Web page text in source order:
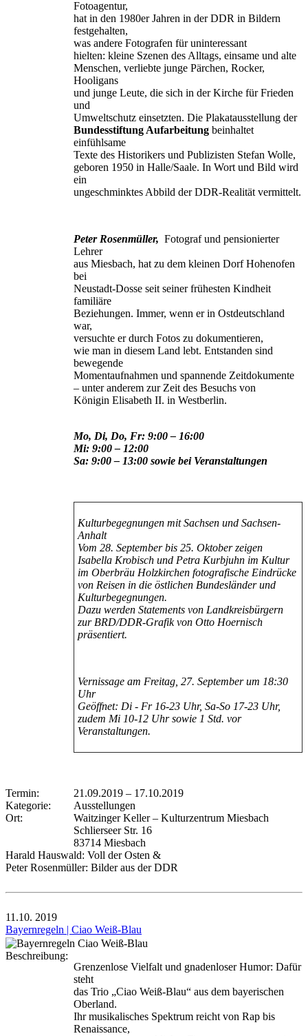
Fotoagentur,
hat in den 1980er Jahren in der DDR in Bildern
festgehalten,
was andere Fotografen für uninteressant
hielten: kleine Szenen des Alltags, einsame und alte
Menschen, verliebte junge Pärchen, Rocker,
Hooligans
und junge Leute, die sich in der Kirche für Frieden
und
Umweltschutz einsetzten. Die Plakatausstellung der
Bundesstiftung Aufarbeitung beinhaltet
einfühlsame
Texte des Historikers und Publizisten Stefan Wolle,
geboren 1950 in Halle/Saale. In Wort und Bild wird
ein
ungeschminktes Abbild der DDR-Realität vermittelt.
Peter Rosenmüller, Fotograf und pensionierter
Lehrer
aus Miesbach, hat zu dem kleinen Dorf Hohenofen
bei
Neustadt-Dosse seit seiner frühesten Kindheit
familiäre
Beziehungen. Immer, wenn er in Ostdeutschland
war,
versuchte er durch Fotos zu dokumentieren,
wie man in diesem Land lebt. Entstanden sind
bewegende
Momentaufnahmen und spannende Zeitdokumente
– unter anderem zur Zeit des Besuchs von
Königin Elisabeth II. in Westberlin.
Mo, Di, Do, Fr: 9:00 – 16:00
Mi: 9:00 – 12:00
Sa: 9:00 – 13:00 sowie bei Veranstaltungen
Kulturbegegnungen mit Sachsen und Sachsen-
Anhalt
Vom 28. September bis 25. Oktober zeigen
Isabella Krobisch und Petra Kurbjuhn im Kultur
im Oberbräu Holzkirchen fotografische Eindrücke
von Reisen in die östlichen Bundesländerund
Kulturbegegnungen.
Dazu werden Statements von Landkreisbürgern
zur BRD/DDR-Grafik von Otto Hoernisch
präsentiert.
Vernissage am Freitag, 27. September um 18:30
Uhr
Geöffnet: Di - Fr 16-23 Uhr, Sa-So 17-23 Uhr,
zudem Mi 10-12 Uhr sowie 1 Std. vor
Veranstaltungen.
Termin: 21.09.2019 – 17.10.2019
Kategorie:
Ausstellungen
Ort:
Waitzinger Keller – Kulturzentrum Miesbach
Schlierseer Str. 16
83714 Miesbach
Harald Hauswald: Voll der Osten &
Peter Rosenmüller: Bilder aus der DDR
11.10. 2019
Bayernregeln | Ciao Weiß-Blau
Beschreibung:
Grenzenlose Vielfalt und gnadenloser Humor: Dafür
steht
das Trio „Ciao Weiß-Blau“ aus dem bayerischen
Oberland.
Ihr musikalisches Spektrum reicht von Rap bis
Renaissance,